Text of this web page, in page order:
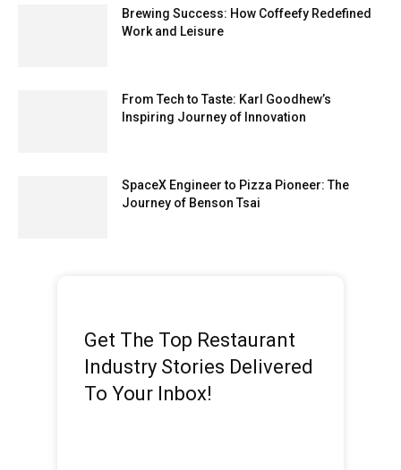
Brewing Success: How Coffeefy Redefined
Work and Leisure
From Tech to Taste: Karl Goodhew’s
Inspiring Journey of Innovation
SpaceX Engineer to Pizza Pioneer: The
Journey of Benson Tsai
Get The Top Restaurant
Industry Stories Delivered
To Your Inbox!